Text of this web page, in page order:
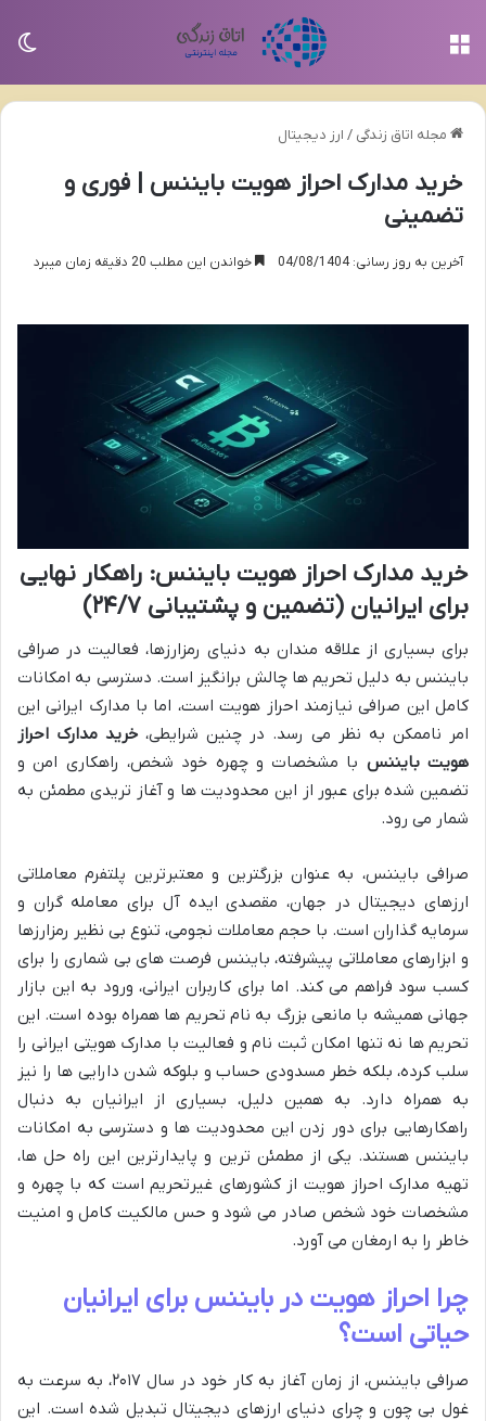
مجله اتاق زندگی / ارز دیجیتال
خرید مدارک احراز هویت بایننس | فوری و
تضمینی
آخرین به روز رسانی: 04/08/1404 خواندن این مطلب 20 دقیقه زمان میبرد
خرید مدارک احراز هویت بایننس: راهکار نهایی
برای ایرانیان (تضمین و پشتیبانی ۲۴/۷)
برای بسیاری از علاقه مندان به دنیای رمزارزها، فعالیت در صرافی
بایننس به دلیل تحریم ها چالش برانگیز است. دسترسی به امکانات
کامل این صرافی نیازمند احراز هویت است، اما با مدارک ایرانی این
امر ناممکن به نظر می رسد. در چنین شرایطی، خرید مدارک احراز
هویت بایننس با مشخصات و چهره خود شخص، راهکاری امن و
تضمین شده برای عبور از این محدودیت ها و آغاز تریدی مطمئن به
شمار می رود.
صرافی بایننس، به عنوان بزرگترین و معتبرترین پلتفرم معاملاتی
ارزهای دیجیتال در جهان، مقصدی ایده آل برای معامله گران و
سرمایه گذاران است. با حجم معاملات نجومی، تنوع بی نظیر رمزارزها
و ابزارهای معاملاتی پیشرفته، بایننس فرصت های بی شماری را برای
کسب سود فراهم می کند. اما برای کاربران ایرانی، ورود به این بازار
جهانی همیشه با مانعی بزرگ به نام تحریم ها همراه بوده است. این
تحریم ها نه تنها امکان ثبت نام و فعالیت با مدارک هویتی ایرانی را
سلب کرده، بلکه خطر مسدودی حساب و بلوکه شدن دارایی ها را نیز
به همراه دارد. به همین دلیل، بسیاری از ایرانیان به دنبال
راهکارهایی برای دور زدن این محدودیت ها و دسترسی به امکانات
بایننس هستند. یکی از مطمئن ترین و پایدارترین این راه حل ها،
تهیه مدارک احراز هویت از کشورهای غیرتحریم است که با چهره و
مشخصات خود شخص صادر می شود و حس مالکیت کامل و امنیت
خاطر را به ارمغان می آورد.
چرا احراز هویت در بایننس برای ایرانیان
حیاتی است؟
صرافی بایننس، از زمان آغاز به کار خود در سال ۲۰۱۷، به سرعت به
غول بی چون و چرای دنیای ارزهای دیجیتال تبدیل شده است. این